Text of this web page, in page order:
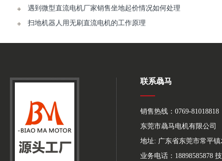
遇到微型直流电机厂家销售坐地起价情况如何处理
扫地机器人用无刷直流电机的工作原理
联系骉马
销售热线：0769-81018818
东莞市骉马电机有限公司
地址: 广东省东莞市常平
业务电话：18898585878